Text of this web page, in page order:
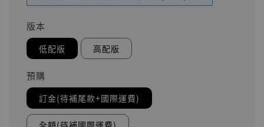
版本
低配版 高配版
預購
訂金(待補尾款+國際運費)
全額(待補國際運費)